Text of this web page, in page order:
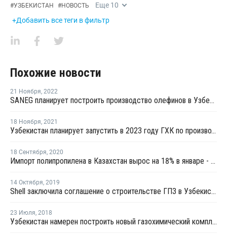
#УЗБЕКИСТАН #НОВОСТЬ Еще 10
+Добавить все теги в фильтр
Похожие новости
21 Ноября, 2022
SANEG планирует построить производство олефинов в Узбекистане
18 Ноября, 2021
Узбекистан планирует запустить в 2023 году ГХК по производству олефинов из метанола
18 Сентября, 2020
Импорт полипропилена в Казахстан вырос на 18% в январе - июле, экспорт сократился на 7%
14 Октября, 2019
Shell заключила соглашение о строительстве ГПЗ в Узбекистане
23 Июля, 2018
Узбекистан намерен построить новый газохимический комплекс